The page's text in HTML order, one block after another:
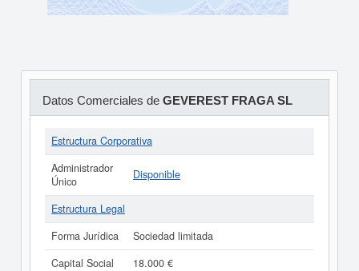
Datos Comerciales de GEVEREST FRAGA SL
Estructura Corporativa
Administrador
Único
Disponible
Estructura Legal
Forma Jurídica
Sociedad limitada
Capital Social
18.000 €